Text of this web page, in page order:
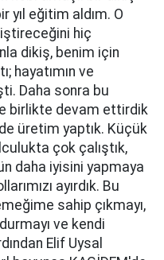
yıl eğitim aldım. O
hiç
dikiş, benim için
hayatımın ve
Daha sonra bu
birlikte devam ettirdik
üretim yaptık. Küçük
çok çalıştık,
daha iyisini yapmaya
ayırdık. Bu
sahip çıkmayı,
ve kendi
Elif Uysal